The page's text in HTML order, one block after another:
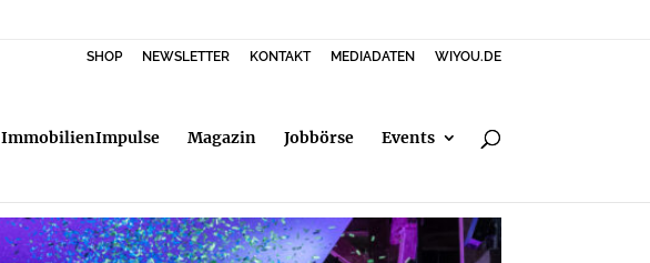
SHOP NEWSLETTER KONTAKT MEDIADATEN WIYOU.DE
ImmobilienImpulse Magazin Jobbörse Events